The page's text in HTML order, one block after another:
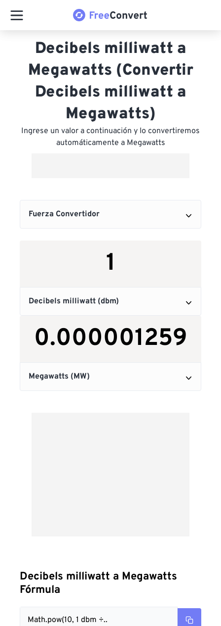
Decibels milliwatt a
Megawatts (Convertir
Decibels milliwatt a
Megawatts)
Ingrese un valor a continuación y lo convertiremos
automáticamente a Megawatts
Decibels milliwatt a Megawatts
Fórmula
Math.pow(10, 1 dbm ÷..